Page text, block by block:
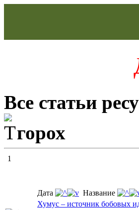
Все статьи
горох
1
Дата Название
Хумус – источник бобовых